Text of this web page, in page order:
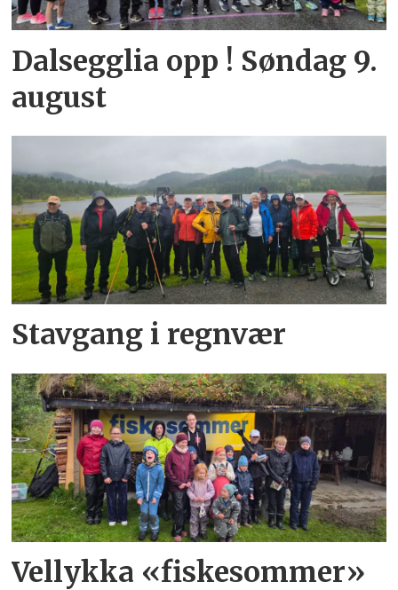
Dalsegglia opp ! Søndag 9.
august
Stavgang i regnvær
Vellykka «fiskesommer»